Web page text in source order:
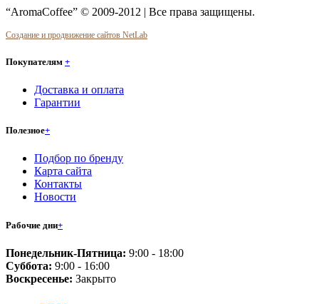
“AromaCoffee” © 2009-2012 | Все права защищены.
Создание и продвижение сайтов NetLab
Покупателям +
Доставка и оплата
Гарантии
Полезное+
Подбор по бренду
Карта сайта
Контакты
Новости
Рабочие дни+
Понедельник-Пятница: 9:00 - 18:00
Суббота: 9:00 - 16:00
Воскресенье: Закрыто